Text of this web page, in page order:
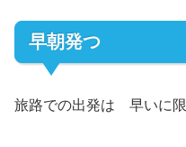
早朝発つ
旅路での出発は 早いに